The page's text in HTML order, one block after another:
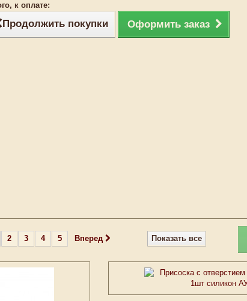
к оплате:
Продолжить покупки Оформить заказ
Показать все
2 3 4 5 Вперед